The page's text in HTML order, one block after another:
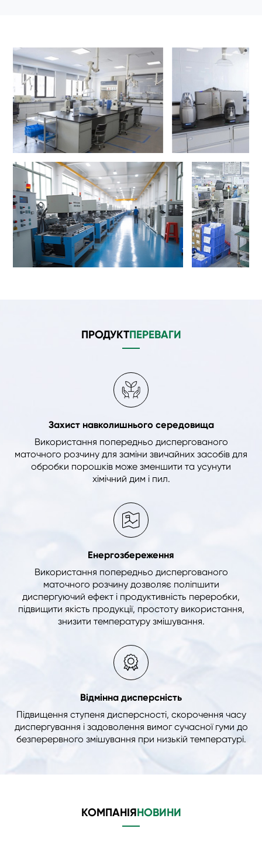
ПРОДУКТПЕРЕВАГИ
Захист навколишнього середовища
Використання попередньо диспергованого
маточного розчину для заміни звичайних засобів для
обробки порошків може зменшити та усунути
хімічний дим і пил.
Енергозбереження
Використання попередньо диспергованого
маточного розчину дозволяє поліпшити
диспергуючий ефект і продуктивність переробки,
підвищити якість продукції, простоту використання,
знизити температуру змішування.
Відмінна дисперсність
Підвищення ступеня дисперсності, скорочення часу
диспергування і задоволення вимог сучасної гуми до
безперервного змішування при низькій температурі.
КОМПАНІЯНОВИНИ